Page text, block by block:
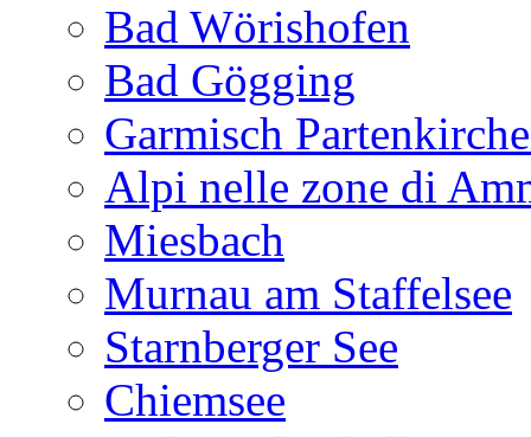
Bad Wörishofen
Bad Gögging
Garmisch
Alpi nelle zone di
Miesbach
Murnau am Staffelsee
Starnberger See
Chiemsee